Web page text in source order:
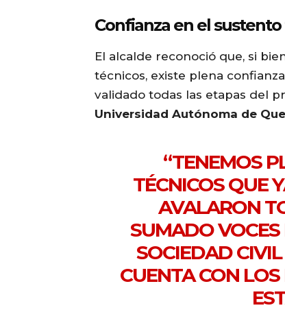
Confianza en el
El alcalde reconoció que, si
técnicos, existe plena
validado todas las etapas del
Universidad Autónoma de
“TENEMOS
TÉCNICOS QUE
AVALARON
SUMADO
SOCIEDAD
CUENTA CON